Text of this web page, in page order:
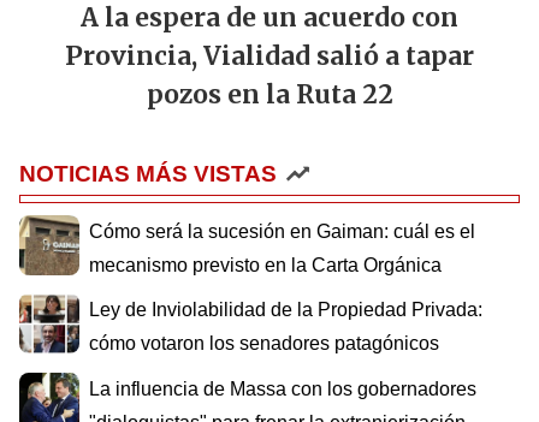
A la espera de un acuerdo con
Provincia, Vialidad salió a tapar
pozos en la Ruta 22
NOTICIAS MÁS VISTAS
Cómo será la sucesión en Gaiman: cuál es el
mecanismo previsto en la Carta Orgánica
Ley de Inviolabilidad de la Propiedad Privada:
cómo votaron los senadores patagónicos
La influencia de Massa con los gobernadores